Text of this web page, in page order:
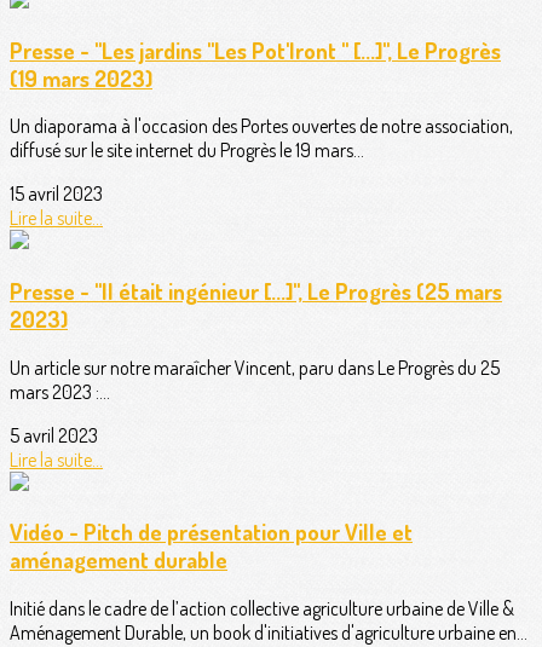
Presse - "Les jardins "Les Pot'Iront " [...]", Le Progrès
(19 mars 2023)
Un diaporama à l'occasion des Portes ouvertes de notre association,
diffusé sur le site internet du Progrès le 19 mars...
15 avril 2023
Lire la suite...
Presse - "Il était ingénieur [...]", Le Progrès (25 mars
2023)
Un article sur notre maraîcher Vincent, paru dans Le Progrès du 25
mars 2023 :...
5 avril 2023
Lire la suite...
Vidéo - Pitch de présentation pour Ville et
aménagement durable
Initié dans le cadre de l’action collective agriculture urbaine de Ville &
Aménagement Durable, un book d'initiatives d'agriculture urbaine en...